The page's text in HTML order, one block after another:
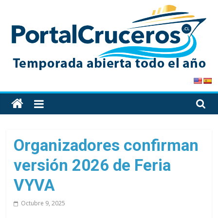
content
PortalCruceros
Toda
la
de
cruceros
en
solo
Organizadores confirman
versión 2026 de Feria
VYVA
Octubre 9, 2025